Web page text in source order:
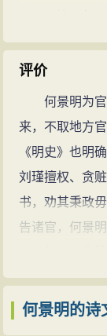
义、秉公直言
操耿介，尚节
性情雅味
为雅客，他
忠爱、亦怡情
探淮源、游浉
沼喷云、把“信
绘。写下380
深深眷恋之情。
弘治八年（
渭源县为官时
弘治十一年（
读《尚书》，
瀚巡按汝宁，
大叹"奇才"，
时就出名了。
弘治十二年（
中举（省试）
为文中多奇字
弘治十五年
评价
何景明为官
来，不取地方
《明史》也明
刘瑾擅权、贪
书，劝其秉政
告诸官，何景
何景明生性
西牢狱时，人
在《应诏陈言
何景明的诗